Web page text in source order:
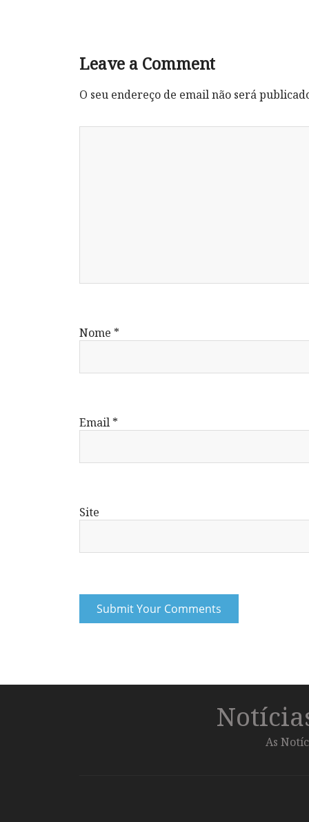
Leave a Comment
O seu endereço de email não será
Nome *
Email *
Site
As